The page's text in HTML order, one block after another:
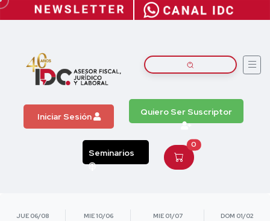
Iniciar Sesión Quiero Ser Suscriptor
Seminarios
0
JUE 06/08 MIE 10/06 MIE 01/07 DOM 01/02